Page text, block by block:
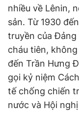
nhiều về Lênin,
sản. Từ 1930
truyền của
cháu tiên,
đến Trần Hưng
gọi kỷ niệm
tế chống chiến
nước và Hội